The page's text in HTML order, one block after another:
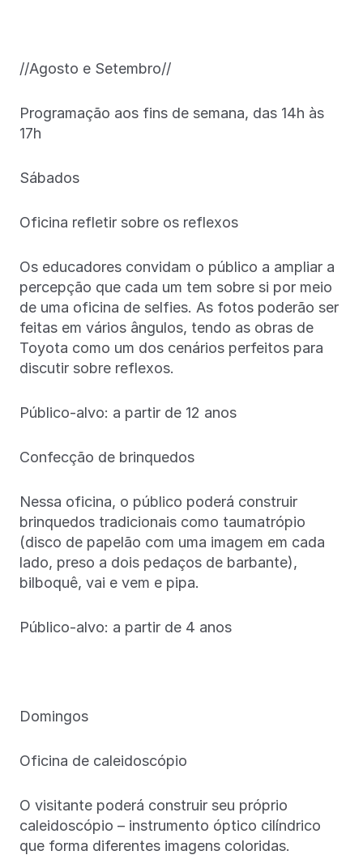
//Agosto e Setembro//
Programação aos fins de semana, das 14h às
17h
Sábados
Oficina refletir sobre os reflexos
Os educadores convidam o público a ampliar a
percepção que cada um tem sobre si por meio
de uma oficina de selfies. As fotos poderão ser
feitas em vários ângulos, tendo as obras de
Toyota como um dos cenários perfeitos para
discutir sobre reflexos.
Público-alvo: a partir de 12 anos
Confecção de brinquedos
Nessa oficina, o público poderá construir
brinquedos tradicionais como taumatrópio
(disco de papelão com uma imagem em cada
lado, preso a dois pedaços de barbante),
bilboquê, vai e vem e pipa.
Público-alvo: a partir de 4 anos
Domingos
Oficina de caleidoscópio
O visitante poderá construir seu próprio
caleidoscópio – instrumento óptico cilíndrico
que forma diferentes imagens coloridas.